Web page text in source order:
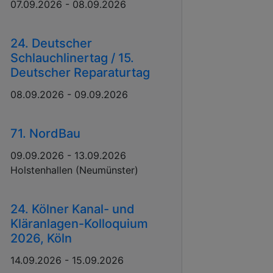
07.09.2026 - 08.09.2026
24. Deutscher
Schlauchlinertag / 15.
Deutscher Reparaturtag
08.09.2026 - 09.09.2026
71. NordBau
09.09.2026 - 13.09.2026
Holstenhallen (Neumünster)
24. Kölner Kanal- und
Kläranlagen-Kolloquium
2026, Köln
14.09.2026 - 15.09.2026